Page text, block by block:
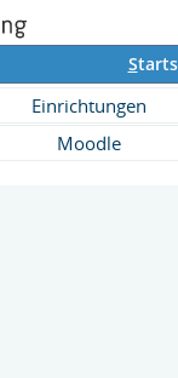
S
Einrichtungen
Moodle